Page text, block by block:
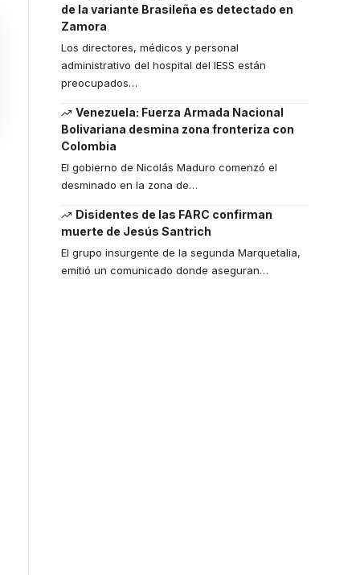
de la variante Brasileña es detectado en
Zamora
Los directores, médicos y personal
administrativo del hospital del IESS están
preocupados…
Venezuela: Fuerza Armada Nacional
Bolivariana desmina zona fronteriza con
Colombia
El gobierno de Nicolás Maduro comenzó el
desminado en la zona de…
Disidentes de las FARC confirman
muerte de Jesús Santrich
El grupo insurgente de la segunda Marquetalia,
emitió un comunicado donde aseguran…